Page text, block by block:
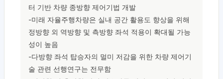
터 기반 차량 종방향 제어기법 개발
-미래 자율주행차량은 실내 공간 활용도 향상을 위해
정방향 외 역방향 및 측방향 좌석 적용이 확대될 가능
성이 높음
-다방향 좌석 탑승자의 멀미 저감을 위한 차량 제어기
술 관련 선행연구는 전무함